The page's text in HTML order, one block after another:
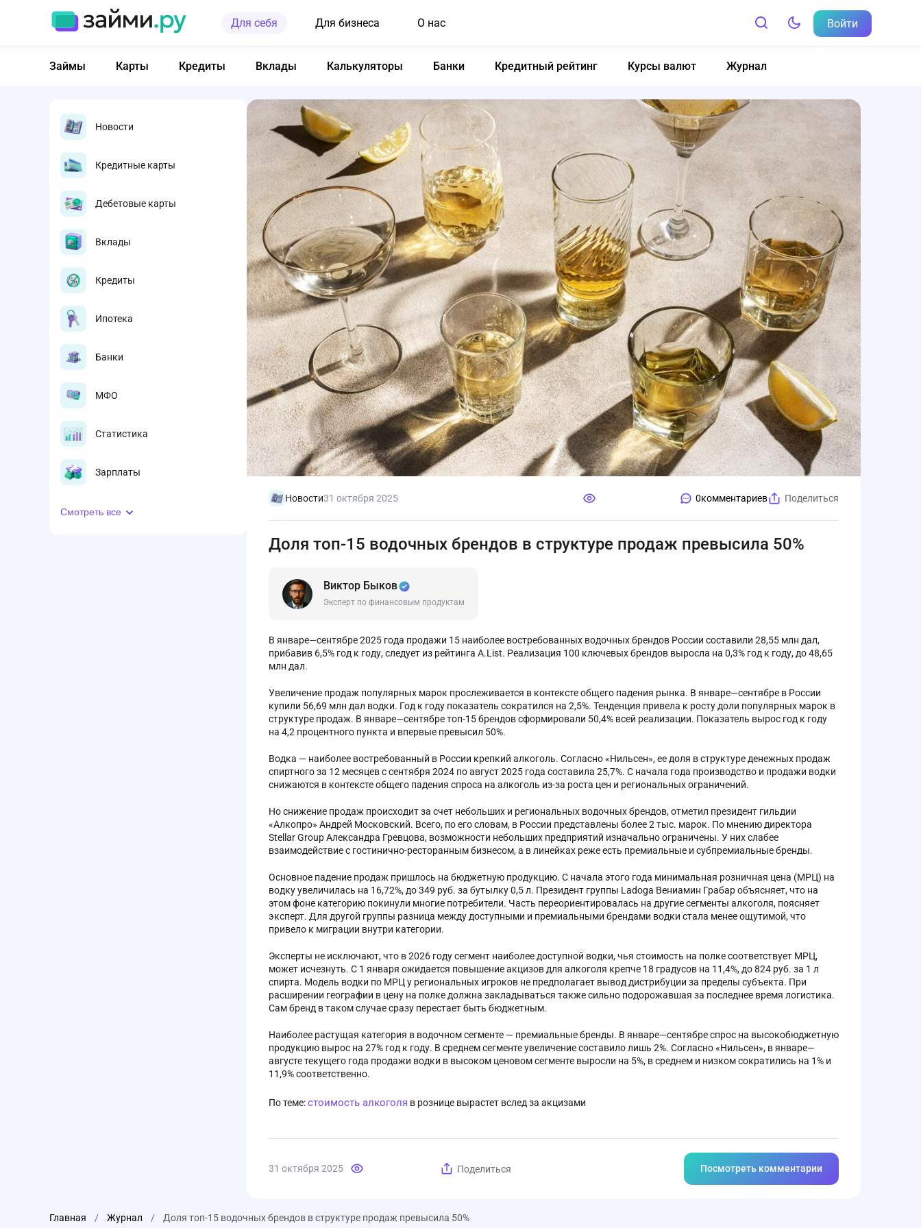
Для себя Для бизнеса О нас Войти
Займы Карты Кредиты Вклады Калькуляторы Банки Кредитный рейтинг Курсы валют Журнал
Новости
Кредитные карты
Дебетовые карты
Вклады
Кредиты
Ипотека
Банки
МФО
Статистика
Зарплаты
Смотреть все
Новости31 октября 2025 0комментариев Поделиться
Доля топ-15 водочных брендов в структуре продаж превысила 50%
Виктор Быков
Эксперт по финансовым продуктам
В январе—сентябре 2025 года продажи 15 наиболее востребованных водочных брендов России составили 28,55 млн дал,
прибавив 6,5% год к году, следует из рейтинга A.List. Реализация 100 ключевых брендов выросла на 0,3% год к году, до 48,65
млн дал.
Увеличение продаж популярных марок прослеживается в контексте общего падения рынка. В январе—сентябре в России
купили 56,69 млн дал водки. Год к году показатель сократился на 2,5%. Тенденция привела к росту доли популярных марок в
структуре продаж. В январе—сентябре топ-15 брендов сформировали 50,4% всей реализации. Показатель вырос год к году
на 4,2 процентного пункта и впервые превысил 50%.
Водка — наиболее востребованный в России крепкий алкоголь. Согласно «Нильсен», ее доля в структуре денежных продаж
спиртного за 12 месяцев с сентября 2024 по август 2025 года составила 25,7%. С начала года производство и продажи водки
снижаются в контексте общего падения спроса на алкоголь из-за роста цен и региональных ограничений.
Но снижение продаж происходит за счет небольших и региональных водочных брендов, отметил президент гильдии
«Алкопро» Андрей Московский. Всего, по его словам, в России представлены более 2 тыс. марок. По мнению директора
Stellar Group Александра Гревцова, возможности небольших предприятий изначально ограничены. У них слабее
взаимодействие с гостинично-ресторанным бизнесом, а в линейках реже есть премиальные и субпремиальные бренды.
Основное падение продаж пришлось на бюджетную продукцию. С начала этого года минимальная розничная цена (МРЦ) на
водку увеличилась на 16,72%, до 349 руб. за бутылку 0,5 л. Президент группы Ladoga Вениамин Грабар объясняет, что на
этом фоне категорию покинули многие потребители. Часть переориентировалась на другие сегменты алкоголя, поясняет
эксперт. Для другой группы разница между доступными и премиальными брендами водки стала менее ощутимой, что
привело к миграции внутри категории.
Эксперты не исключают, что в 2026 году сегмент наиболее доступной водки, чья стоимость на полке соответствует МРЦ,
может исчезнуть. С 1 января ожидается повышение акцизов для алкоголя крепче 18 градусов на 11,4%, до 824 руб. за 1 л
спирта. Модель водки по МРЦ у региональных игроков не предполагает вывод дистрибуции за пределы субъекта. При
расширении географии в цену на полке должна закладываться также сильно подорожавшая за последнее время логистика.
Сам бренд в таком случае сразу перестает быть бюджетным.
Наиболее растущая категория в водочном сегменте — премиальные бренды. В январе—сентябре спрос на высокобюджетную
продукцию вырос на 27% год к году. В среднем сегменте увеличение составило лишь 2%. Согласно «Нильсен», в январе—
августе текущего года продажи водки в высоком ценовом сегменте выросли на 5%, в среднем и низком сократились на 1% и
11,9% соответственно.
По теме:стоимость алкоголя в рознице вырастет вслед за акцизами
31 октября 2025 Поделиться Посмотреть комментарии
Главная / Журнал / Доля топ-15 водочных брендов в структуре продаж превысила 50%